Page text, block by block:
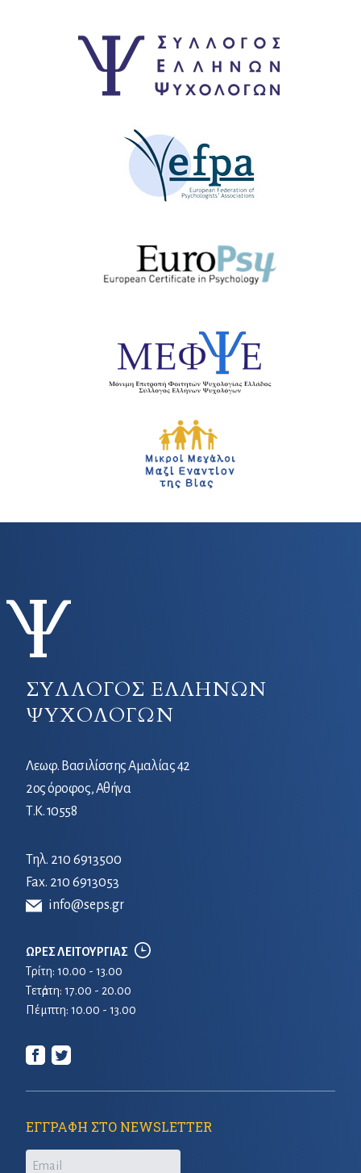
ΣΥΛΛΟΓΟΣ ΕΛΛΗΝΩΝ
ΨΥΧΟΛΟΓΩΝ
Λεωφ. Βασιλίσσης Αμαλίας 42
2ος όροφος, Αθήνα
Τ.Κ. 10558
Τηλ. 210 6913500
Fax. 210 6913053
info@seps.gr
ΩΡΕΣ ΛΕΙΤΟΥΡΓΙΑΣ
Τρίτη: 10.00 - 13.00
Τετἀρτη: 17.00 - 20.00
Πέμπτη: 10.00 - 13.00
ΕΓΓΡΑΦΗ ΣΤΟ NEWSLETTER
Email